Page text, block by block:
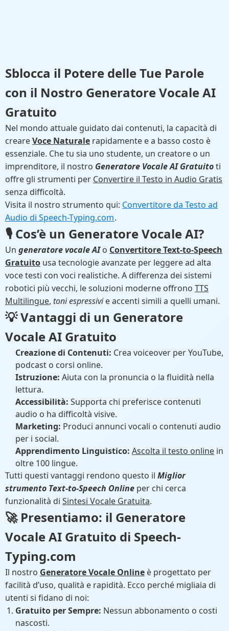
Sblocca il Potere delle Tue Parole
con il Nostro Generatore Vocale AI
Gratuito
Nel mondo attuale guidato dai contenuti, la capacità di
creareVoce Naturale rapidamente e a basso costo è
essenziale. Che tu sia uno studente, un creatore o un
imprenditore, il nostro Generatore Vocale AI Gratuitoti
offre gli strumenti per Convertire il Testo in Audio Gratis
senza difficoltà.
Visita il nostro strumento qui: Convertitore da Testo ad
Audio di Speech-Typing.com.
🎙️ Cos’è un Generatore Vocale AI?
Un generatore vocale AIo Convertitore Text-to-Speech
Gratuito usa tecnologie avanzate per leggere ad alta
voce testi con voci realistiche. A differenza dei sistemi
robotici più vecchi, le soluzioni moderne offrono TTS
Multilingue, toni espressivie accenti simili a quelli umani.
💡 Vantaggi di un Generatore
Vocale AI Gratuito
Creazione di Contenuti: Crea voiceover per YouTube,
podcast o corsi online.
Istruzione: Aiuta con la pronuncia o la fluidità nella
lettura.
Accessibilità: Supporta chi preferisce contenuti
audio o ha difficoltà visive.
Marketing: Produci annunci vocali o contenuti audio
per i social.
Apprendimento Linguistico: Ascolta il testo online in
oltre 100 lingue.
Tutti questi vantaggi rendono questo il Miglior
strumento Text-to-Speech Online per chi cerca
funzionalità di Sintesi Vocale Gratuita.
🚀 Presentiamo: il Generatore
Vocale AI Gratuito di Speech-
Typing.com
Il nostro Generatore Vocale Online è progettato per
facilità d’uso, qualità e rapidità. Ecco perché migliaia di
utenti si fidano di noi:
Gratuito per Sempre: Nessun abbonamento o costi
nascosti.